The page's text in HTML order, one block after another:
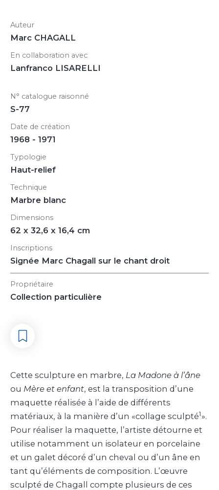
Auteur
Marc CHAGALL
En collaboration avec
Lanfranco LISARELLI
N° catalogue raisonné
S-77
Date de création
1968 - 1971
Typologie
Haut-relief
Technique
Marbre blanc
Dimensions
62 x 32,6 x 16,4 cm
Inscriptions
Signée Marc Chagall sur le chant droit
Propriétaire
Collection particulière
Cette sculpture en marbre, La Madone à l’âne
ou Mère et enfant, est la transposition d’une
maquette réalisée à l’aide de différents
matériaux, à la manière d’un «collage sculpté1».
Pour réaliser la maquette, l’artiste détourne et
utilise notamment un isolateur en porcelaine
et un galet décoré d’un cheval ou d’un âne en
tant qu’éléments de composition. L’œuvre
sculpté de Chagall compte plusieurs de ces